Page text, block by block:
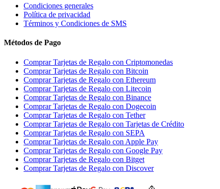
Condiciones generales
Política de privacidad
Términos y Condiciones de SMS
Métodos de Pago
Comprar Tarjetas de Regalo con Criptomonedas
Comprar Tarjetas de Regalo con Bitcoin
Comprar Tarjetas de Regalo con Ethereum
Comprar Tarjetas de Regalo con Litecoin
Comprar Tarjetas de Regalo con Binance
Comprar Tarjetas de Regalo con Dogecoin
Comprar Tarjetas de Regalo con Tether
Comprar Tarjetas de Regalo con Tarjetas de Crédito
Comprar Tarjetas de Regalo con SEPA
Comprar Tarjetas de Regalo con Apple Pay
Comprar Tarjetas de Regalo con Google Pay
Comprar Tarjetas de Regalo con Bitget
Comprar Tarjetas de Regalo con Discover